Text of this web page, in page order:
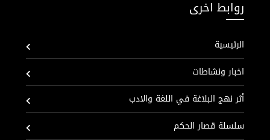
روابط اخرى
الرئيسية
اخبار ونشاطات
أثر نهج البلاغة في اللغة والادب
سلسلة قصار الحكم